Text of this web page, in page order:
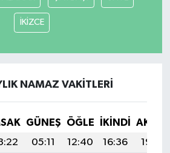
İKİZCE
NAMAZ VAKITLERI
GÜNEŞ ÖĞLE İKINDI
05:11 12:40 16:36
19:59